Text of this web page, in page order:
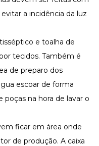
a incidência da luz
e toalha de
tecidos. Também é
de preparo dos
escoar de forma
na hora de lavar o
ficar em área onde
de produção. A caixa